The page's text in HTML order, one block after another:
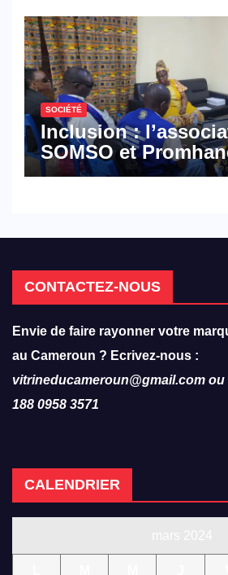
SOCIÉTÉ
Inclusion :
SOMSO et
militent en faveur
CONTACTEZ-NOUS
Envie de faire rayonner votre
au Cameroun ? Ecrivez-nous :
vitrineducameroun@gmail.com ou
188 0958 3571
CALENDRIER